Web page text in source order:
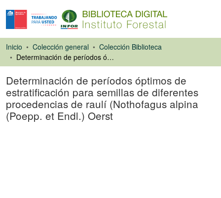
Inicio Colección general
Colección Biblioteca
Determinación de períodos óptimos de estratificación para semillas de diferentes procedencias de raulí (Nothofagus alpina (Poepp. et Endl.) Oerst
Determinación de períodos óptimos de
estratificación para semillas de diferentes
procedencias de raulí (Nothofagus alpina
(Poepp. et Endl.) Oerst